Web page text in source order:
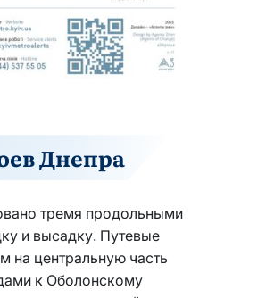
Днепра
тремя продольными
и высадку. Путевые
на центральную часть
к Оболонскому